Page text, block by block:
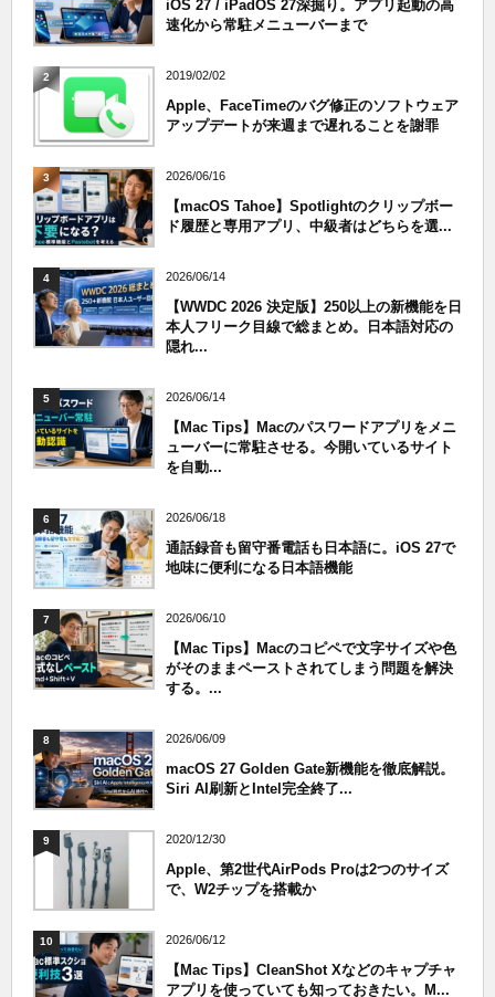
iOS 27 / iPadOS 27深掘り。アプリ起動の高
速化から常駐メニューバーまで
2 2019/02/02
Apple、FaceTimeのバグ修正のソフトウェア
アップデートが来週まで遅れることを謝罪
3 2026/06/16
【macOS Tahoe】Spotlightのクリップボー
ド履歴と専用アプリ、中級者はどちらを選...
4 2026/06/14
【WWDC 2026 決定版】250以上の新機能を日
本人フリーク目線で総まとめ。日本語対応の
隠れ...
5 2026/06/14
【Mac Tips】Macのパスワードアプリをメニ
ューバーに常駐させる。今開いているサイト
を自動...
6 2026/06/18
通話録音も留守番電話も日本語に。iOS 27で
地味に便利になる日本語機能
7 2026/06/10
【Mac Tips】Macのコピペで文字サイズや色
がそのままペーストされてしまう問題を解決
する。...
8 2026/06/09
macOS 27 Golden Gate新機能を徹底解説。
Siri AI刷新とIntel完全終了...
9 2020/12/30
Apple、第2世代AirPods Proは2つのサイズ
で、W2チップを搭載か
10 2026/06/12
【Mac Tips】CleanShot Xなどのキャプチャ
アプリを使っていても知っておきたい。M...